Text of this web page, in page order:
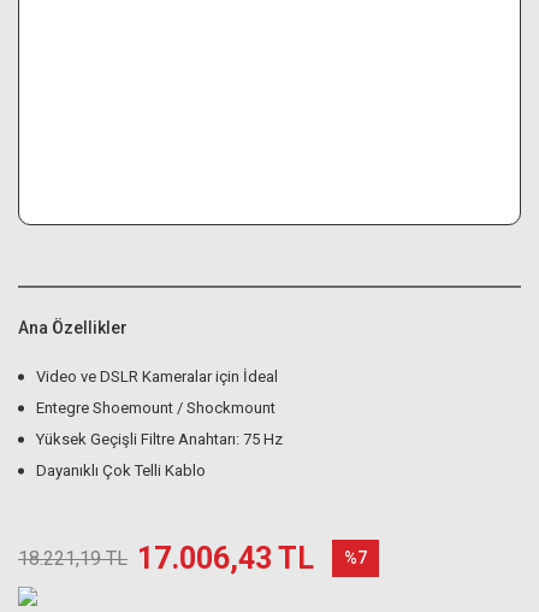
Ana Özellikler
Video ve DSLR Kameralar için İdeal
Entegre Shoemount / Shockmount
Yüksek Geçişli Filtre Anahtarı: 75 Hz
Dayanıklı Çok Telli Kablo
18.221,19 TL 17.006,43 TL %7